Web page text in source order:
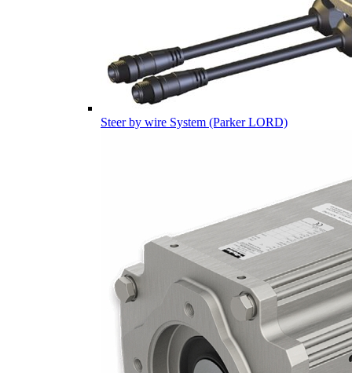
Steer by wire System (Parker LORD)